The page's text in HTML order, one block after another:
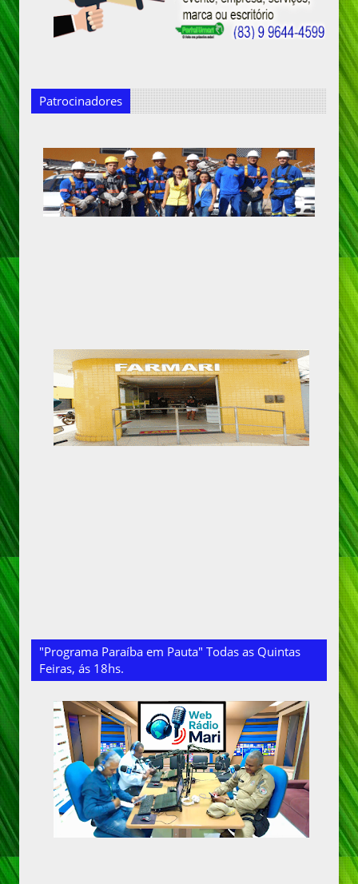
Patrocinadores
"Programa Paraíba em Pauta" Todas as Quintas
Feiras, ás 18hs.